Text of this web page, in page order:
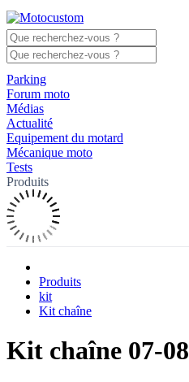
Parking
Forum moto
Médias
Actualité
Equipement du motard
Mécanique moto
Tests
Produits
Produits
kit
Kit chaîne
Kit chaîne 07-08